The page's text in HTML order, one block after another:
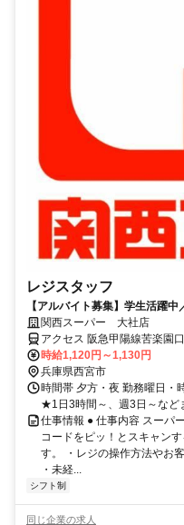
レジスタッフ
【アルバイト募集】学生活躍
事などのシフト相談OK！
関西スーパー 大社店
アクセス 阪急甲陽線苦楽園
時給1,120円～1,130円
兵庫県西宮市
時間帯 夕方・夜 勤務曜日
★1日3時間～、週3日～など
仕事情報 ● 仕事内容 スーパ
コードをピッ！とスキャン
す。 ・レジの操作方法やお
・未経...
シフト制
同じ企業の求人